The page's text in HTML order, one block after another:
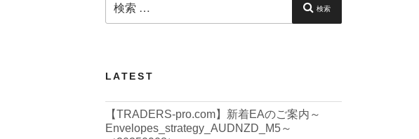
索:
検索
LATEST
【TRADERS-pro.com】新着EAのご案内～
Envelopes_strategy_AUDNZD_M5～